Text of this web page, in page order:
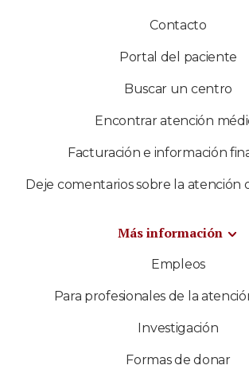
Contacto
Portal del paciente
Buscar un centro
Encontrar atención
Facturación e información
Deje comentarios sobre la atención
Más información
Empleos
Para profesionales de la
Investigación
Formas de donar